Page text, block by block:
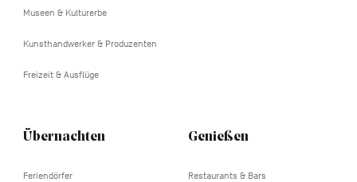
Museen & Kulturerbe
Kunsthandwerker & Produzenten
Freizeit & Ausflüge
Übernachten
Feriendörfer
Genießen
Restaurants & Bars